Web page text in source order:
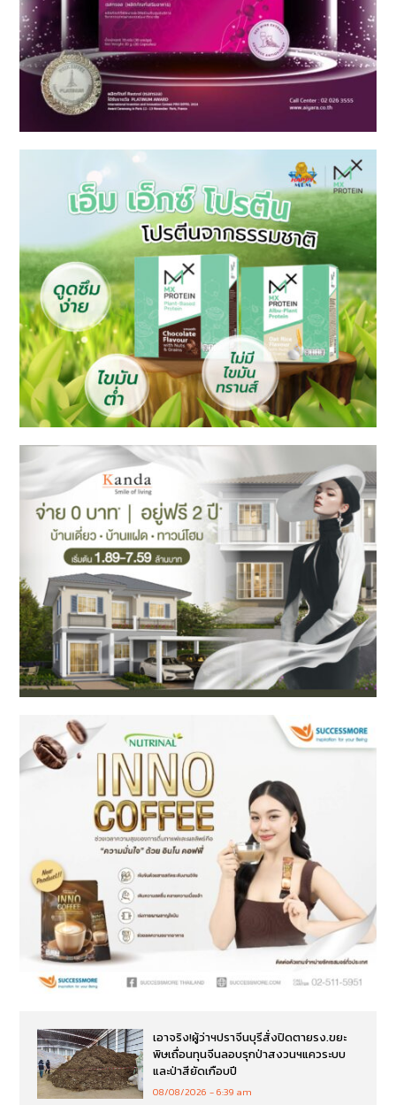
เอาจริง!ผู้ว่าฯปราจีนบุรีสั่งปิดตายรง.ขยะ
พิษเถื่อนทุนจีนลอบรุกป่าสงวนฯแควระบบ
และป่าสียัดเกือบปี
08/08/2026 6:39 am